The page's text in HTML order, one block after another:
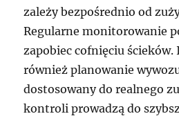
zależy bezpośrednio od
Regularne monitorowanie
zapobiec cofnięciu
również planowanie
dostosowany do realnego
kontroli prowadzą do